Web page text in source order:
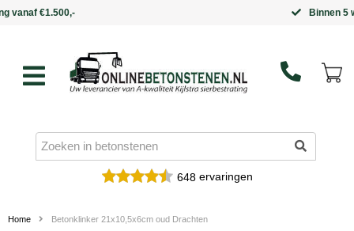
648ervaringen
Home Betonklinker 21x10,5x6cm oud Drachten